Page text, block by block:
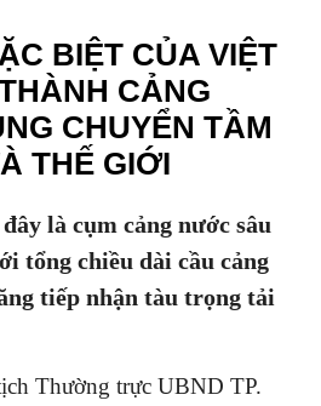
BIỆT CỦA VIỆT
CẢNG
CHUYỂN TẦM
THẾ GIỚI
đây là cụm cảng nước sâu
tổng chiều dài cầu cảng
tiếp nhận tàu trọng tải
Thường trực UBND TP.